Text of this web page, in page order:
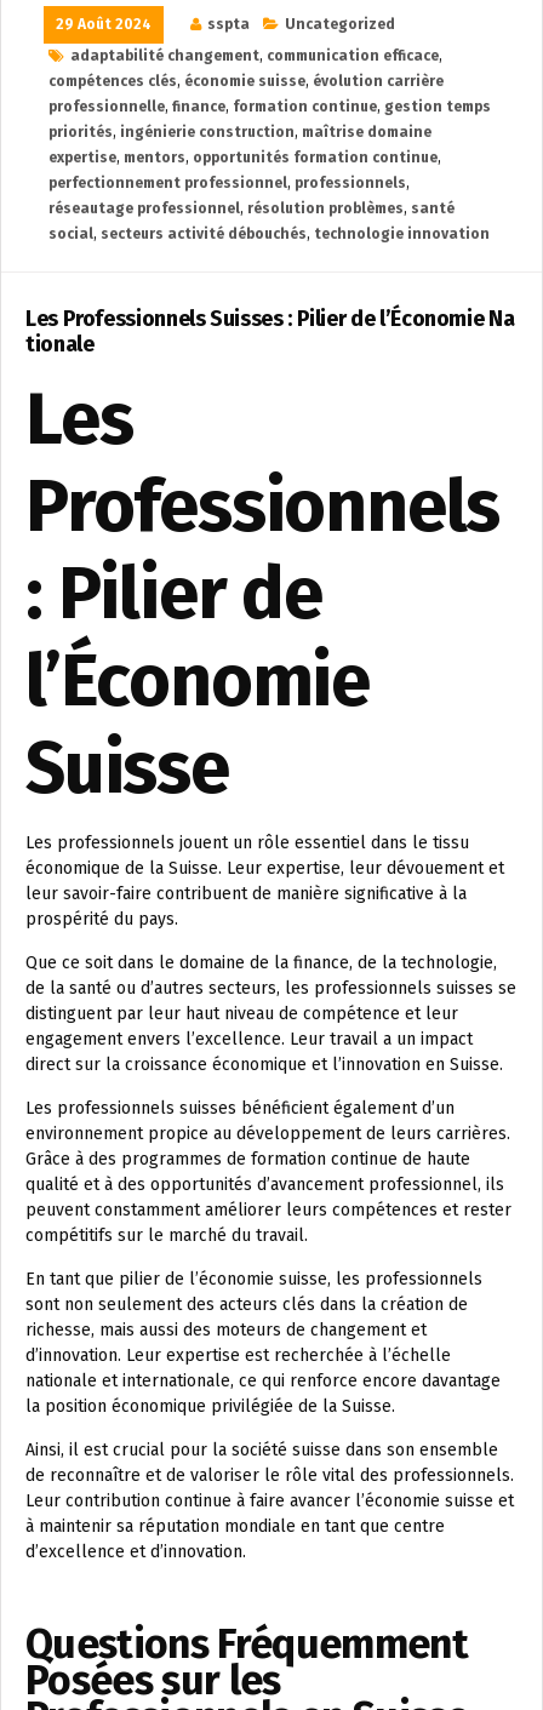
29 Août 2024 sspta
Uncategorized
adaptabilité changement, communication efficace,
compétences clés, économie suisse, évolution carrière
professionnelle, finance, formation continue, gestion temps
priorités, ingénierie construction, maîtrise domaine
expertise, mentors, opportunités formation continue,
perfectionnement professionnel, professionnels,
réseautage professionnel, résolution problèmes, santé
social, secteurs activité débouchés, technologie innovation
Les Professionnels Suisses : Pilier de l’Économie Na
tionale
Les
Professionnels
: Pilier de
l’Économie
Suisse
Les professionnels jouent un rôle essentiel dans le tissu
économique de la Suisse. Leur expertise, leur dévouement et
leur savoir-faire contribuent de manière significative à la
prospérité du pays.
Que ce soit dans le domaine de la finance, de la technologie,
de la santé ou d’autres secteurs, les professionnels suisses se
distinguent par leur haut niveau de compétence et leur
engagement envers l’excellence. Leur travail a un impact
direct sur la croissance économique et l’innovation en Suisse.
Les professionnels suisses bénéficient également d’un
environnement propice au développement de leurs carrières.
Grâce à des programmes de formation continue de haute
qualité et à des opportunités d’avancement professionnel, ils
peuvent constamment améliorer leurs compétences et rester
compétitifs sur le marché du travail.
En tant que pilier de l’économie suisse, les professionnels
sont non seulement des acteurs clés dans la création de
richesse, mais aussi des moteurs de changement et
d’innovation. Leur expertise est recherchée à l’échelle
nationale et internationale, ce qui renforce encore davantage
la position économique privilégiée de la Suisse.
Ainsi, il est crucial pour la société suisse dans son ensemble
de reconnaître et de valoriser le rôle vital des professionnels.
Leur contribution continue à faire avancer l’économie suisse et
à maintenir sa réputation mondiale en tant que centre
d’excellence et d’innovation.
Questions Fréquemment
Posées sur les